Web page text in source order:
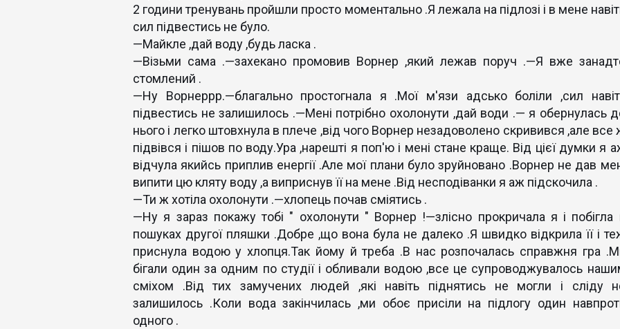
2 години тренувань пройшли просто моментально .Я лежала на підлозі і в мене
сил підвестись не було.
—Майкле ,дай воду ,будь ласка .
—Візьми сама .—захекано промовив Ворнер ,який лежав поруч .—Я вже
стомлений .
—Ну Ворнеррр.—благально простогнала я .Мої м'язи адсько боліли ,сил
підвестись не залишилось .—Мені потрібно охолонути ,дай води .— я обернулась
нього і легко штовхнула в плече ,від чого Ворнер незадоволено скривився ,але все
підвівся і пішов по воду.Ура ,нарешті я поп'ю і мені стане краще. Від цієї думки я
відчула якийсь приплив енергії .Але мої плани було зруйновано .Ворнер не дав
випити цю кляту воду ,а виприснув її на мене .Від несподіванки я аж підскочила .
—Ти ж хотіла охолонути .—хлопець почав сміятись .
—Ну я зараз покажу тобі " охолонути " Ворнер !—злісно прокричала я і побігла
пошуках другої пляшки .Добре ,що вона була не далеко .Я швидко відкрила її і
приснула водою у хлопця.Так йому й треба .В нас розпочалась справжня гра
бігали один за одним по студії і обливали водою ,все це супроводжувалось
сміхом .Від тих замучених людей ,які навіть піднятись не могли і сліду
залишилось .Коли вода закінчилась ,ми обоє присіли на підлогу один
одного .